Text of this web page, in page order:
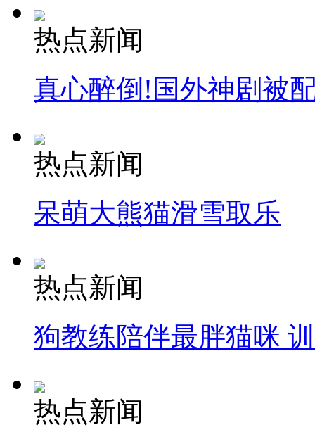
热点新闻
真心醉倒!国外神剧被
热点新闻
呆萌大熊猫滑雪取乐
热点新闻
狗教练陪伴最胖猫咪
热点新闻